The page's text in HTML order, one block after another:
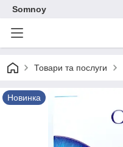
Somnoy
Товари та послуги
Новинка